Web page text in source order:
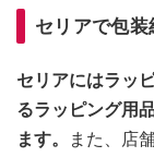
セリアで包装
セリアにはラッ
るラッピング用
ます。
また、店